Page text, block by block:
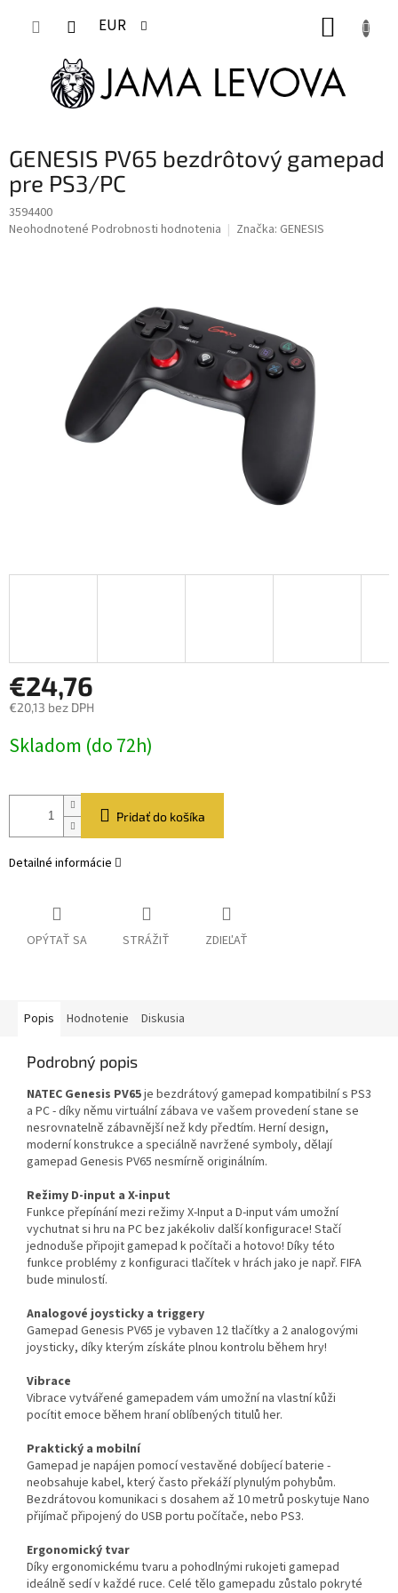
EUR
GENESIS PV65 bezdrôtový gamepad
pre PS3/PC
3594400
Priemerné
Neohodnotené Podrobnosti hodnotenia Značka: GENESIS
€24,76
€20,13 bez DPH
cena:
Skladom (do 72h)
Pridať do košíka
Detailné informácie
OPÝTAŤ SA STRÁŽIŤ ZDIEĽAŤ
Popis Hodnotenie Diskusia
Podrobný popis
NATEC Genesis PV65je bezdrátový gamepad kompatibilní s PS3
a PC - díky němu virtuální zábava ve vašem provedení stane se
nesrovnatelně zábavnější než kdy předtím. Herní design,
moderní konstrukce a speciálně navržené symboly, dělají
gamepad Genesis PV65 nesmírně originálním.
Režimy D-input a X-input
Funkce přepínání mezi režimy X-Input a D-input vám umožní
vychutnat si hru na PC bez jakékoliv další konfigurace! Stačí
jednoduše připojit gamepad k počítači a hotovo! Díky této
funkce problémy z konfiguraci tlačítek v hrách jako je např. FIFA
bude minulostí.
Analogové joysticky a triggery
Gamepad Genesis PV65 je vybaven 12 tlačítky a 2 analogovými
joysticky, díky kterým získáte plnou kontrolu během hry!
Vibrace
Vibrace vytvářené gamepadem vám umožní na vlastní kůži
pocítit emoce během hraní oblíbených titulů her.
Praktický a mobilní
Gamepad je napájen pomocí vestavěné dobíjecí baterie -
neobsahuje kabel, který často překáží plynulým pohybům.
Bezdrátovou komunikaci s dosahem až 10 metrů poskytuje Nano
přijímač připojený do USB portu počítače, nebo PS3.
Ergonomický tvar
Díky ergonomickému tvaru a pohodlnými rukojeti gamepad
ideálně sedí v každé ruce. Celé tělo gamepadu zůstalo pokryté